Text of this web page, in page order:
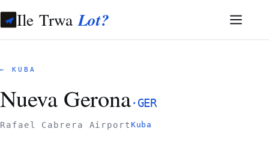
Ile TrwaLot?
← KUBA
Nueva Gerona· GER
Rafael Cabrera Airport Kuba